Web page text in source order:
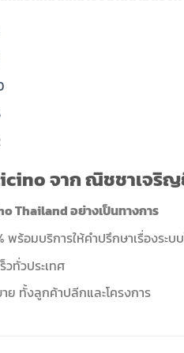
จาก ณิชชาเจริ
Thailand อย่างเป็นทางการ
พร้อมบริการให้คำปรึกษาเรื่องระบ
ทั่วประเทศ
ย ทั้งลูกค้าปลีกและโครงการ